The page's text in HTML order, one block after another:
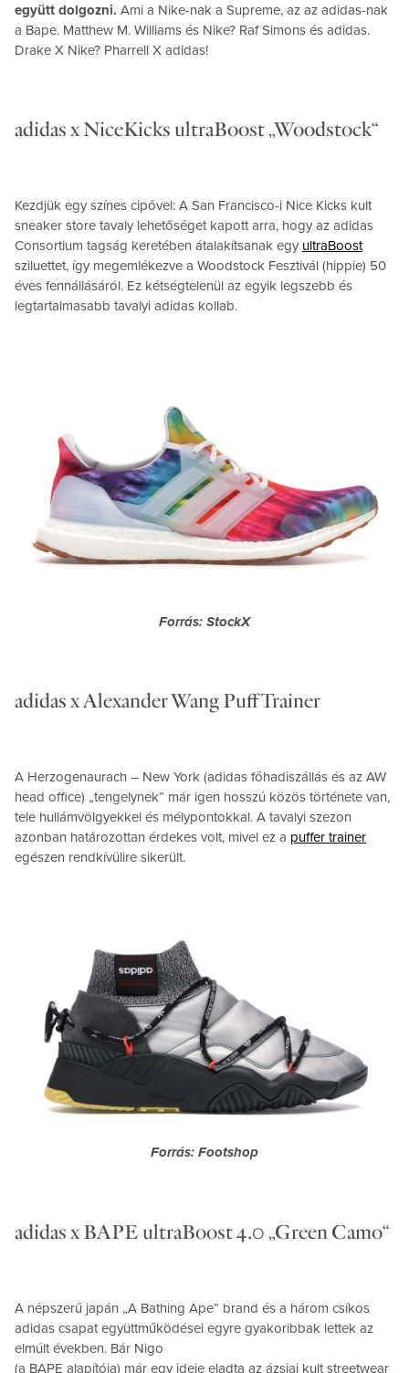
együtt dolgozni. Ami a Nike-nak a Supreme, az az adidas-nak
a Bape. Matthew M. Williams és Nike? Raf Simons és adidas.
Drake X Nike? Pharrell X adidas!
adidas x NiceKicks ultraBoost „Woodstock“
Kezdjük egy színes cipővel: A San Francisco-i Nice Kicks kult
sneaker store tavaly lehetőséget kapott arra, hogy az adidas
Consortium tagság keretében átalakítsanak egy ultraBoost
sziluettet, így megemlékezve a Woodstock Fesztivál (hippie) 50
éves fennállásáról. Ez kétségtelenül az egyik legszebb és
legtartalmasabb tavalyi adidas kollab.
Forrás: StockX
adidas x Alexander Wang Puff Trainer
A Herzogenaurach – New York (adidas főhadiszállás és az AW
head office) „tengelynek” már igen hosszú közös története van,
tele hullámvölgyekkel és mélypontokkal. A tavalyi szezon
azonban határozottan érdekes volt, mivel ez a puffer trainer
egészen rendkívülire sikerült.
Forrás: Footshop
adidas x BAPE ultraBoost 4.0 „Green Camo“
A népszerű japán „A Bathing Ape” brand és a három csíkos
adidas csapat együttműködései egyre gyakoribbak lettek az
elmúlt években. Bár Nigo
(a BAPE alapítója) már egy ideje eladta az ázsiai kult streetwear